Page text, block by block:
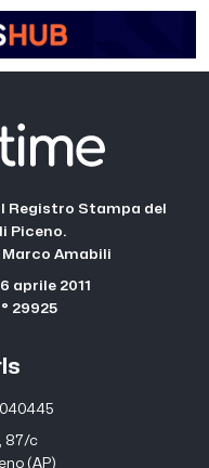
Stampa del
Piceno.
Amabili
aprile 2011
29925
87/c
(AP)